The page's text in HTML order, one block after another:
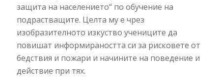
защита на населението“ по обучение на
подрастващите. Целта му е чрез
изобразителното изкуство учениците да
повишат информираността си за рисковете от
бедствия и пожари и начините на поведение и
действие при тях.